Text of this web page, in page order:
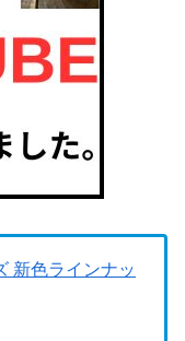
新色ラインナッ